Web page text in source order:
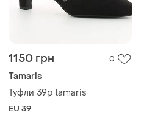
1150 грн 0
Tamaris
Туфли 39р tamaris
EU 39